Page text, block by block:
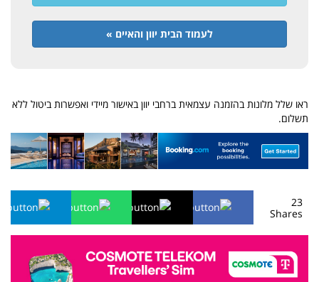
לעמוד הבית יוון והאיים »
ראו שלל מלונות בהזמנה עצמאית ברחבי יוון באישור מיידי ואפשרות ביטול ללא
תשלום.
23
Shares